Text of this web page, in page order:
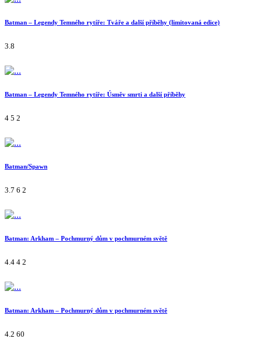
Batman – Legendy Temného rytíře: Tváře a další příběhy (limitovaná edice)
3.8
Batman – Legendy Temného rytíře: Úsměv smrti a další příběhy
4 5 2
Batman/Spawn
3.7 6 2
Batman: Arkham – Pochmurný dům v pochmurném světě
4.4 4 2
Batman: Arkham – Pochmurný dům v pochmurném světě
4.2 60